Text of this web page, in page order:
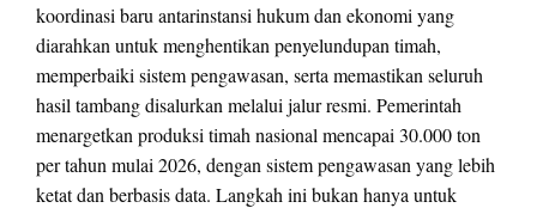
koordinasi baru antarinstansi hukum dan ekonomi yang
diarahkan untuk menghentikan penyelundupan timah,
memperbaiki sistem pengawasan, serta memastikan seluruh
hasil tambang disalurkan melalui jalur resmi. Pemerintah
menargetkan produksi timah nasional mencapai 30.000 ton
per tahun mulai 2026, dengan sistem pengawasan yang lebih
ketat dan berbasis data. Langkah ini bukan hanya untuk